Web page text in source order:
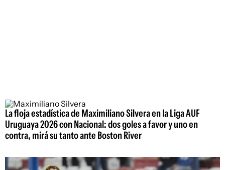
La floja estadística de Maximiliano Silvera en la Liga AUF
Uruguaya 2026 con Nacional: dos goles a favor y uno en
contra, mirá su tanto ante Boston River